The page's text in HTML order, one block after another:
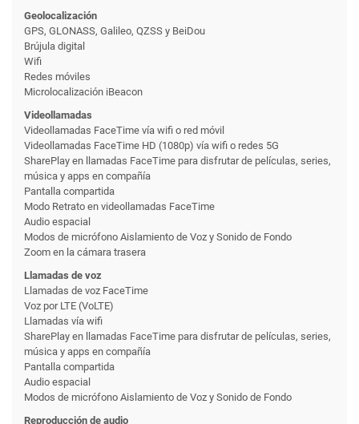
Geolocalización
GPS, GLONASS, Galileo, QZSS y BeiDou
Brújula digital
Wifi
Redes móviles
Microlocalización iBeacon
Videollamadas
Videollamadas FaceTime vía wifi o red móvil
Videollamadas FaceTime HD (1080p) vía wifi o redes 5G
SharePlay en llamadas FaceTime para disfrutar de películas, series,
música y apps en compañía
Pantalla compartida
Modo Retrato en videollamadas FaceTime
Audio espacial
Modos de micrófono Aislamiento de Voz y Sonido de Fondo
Zoom en la cámara trasera
Llamadas de voz
Llamadas de voz FaceTime
Voz por LTE (VoLTE)
Llamadas vía wifi
SharePlay en llamadas FaceTime para disfrutar de películas, series,
música y apps en compañía
Pantalla compartida
Audio espacial
Modos de micrófono Aislamiento de Voz y Sonido de Fondo
Reproducción de audio